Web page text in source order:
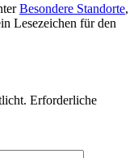
Besondere Standorte,
Lesezeichen für den
Erforderliche